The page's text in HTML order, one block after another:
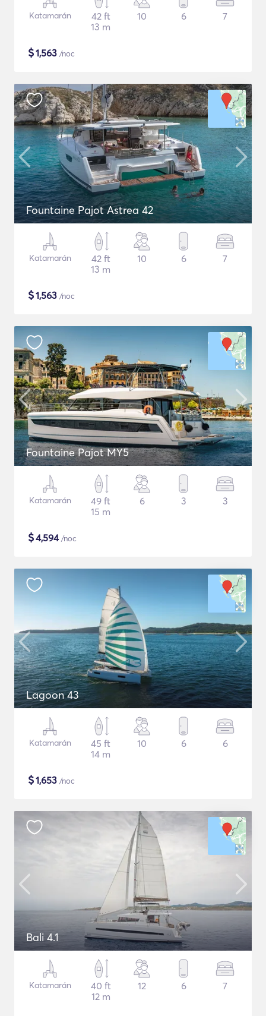
Katamarán
42 ft
13 m
10 6 7
$1,563 /noc
Fountaine Pajot Astrea 42
Katamarán
42 ft
13 m
10 6 7
$1,563 /noc
Fountaine Pajot MY5
Katamarán
49 ft
15 m
6 3 3
$4,594/noc
Lagoon 43
Katamarán
45 ft
14 m
10 6 6
$1,653 /noc
Bali 4.1
Katamarán
40 ft
12 m
12 6 7